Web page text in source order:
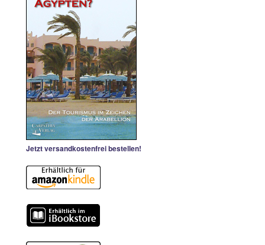
Jetzt versandkostenfrei bestellen!